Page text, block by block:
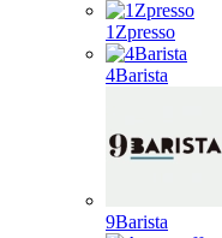
1Zpresso
4Barista
9Barista